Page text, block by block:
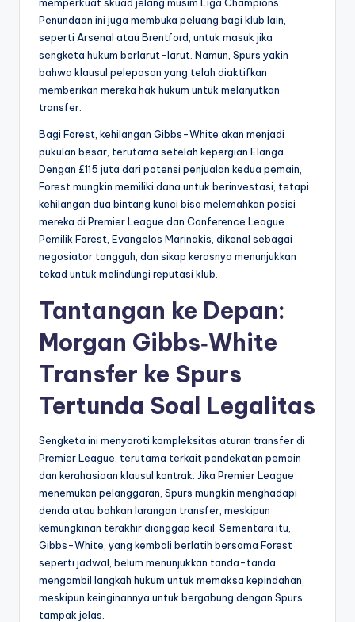
Penundaan ini juga membuka peluang bagi klub lain,
seperti Arsenal atau Brentford, untuk masuk jika
sengketa hukum berlarut-larut. Namun, Spurs yakin
bahwa klausul pelepasan yang telah diaktifkan
memberikan mereka hak hukum untuk melanjutkan
transfer.
Bagi Forest, kehilangan Gibbs-White akan menjadi
pukulan besar, terutama setelah kepergian Elanga.
Dengan £115 juta dari potensi penjualan kedua pemain,
Forest mungkin memiliki dana untuk berinvestasi, tetapi
kehilangan dua bintang kunci bisa melemahkan posisi
mereka di Premier League dan Conference League.
Pemilik Forest, Evangelos Marinakis, dikenal sebagai
negosiator tangguh, dan sikap kerasnya menunjukkan
tekad untuk melindungi reputasi klub.
Tantangan ke Depan:
Morgan Gibbs‑White
Transfer ke Spurs
Tertunda Soal Legalitas
Sengketa ini menyoroti kompleksitas aturan transfer di
Premier League, terutama terkait pendekatan pemain
dan kerahasiaan klausul kontrak. Jika Premier League
menemukan pelanggaran, Spurs mungkin menghadapi
denda atau bahkan larangan transfer, meskipun
kemungkinan terakhir dianggap kecil. Sementara itu,
Gibbs-White, yang kembali berlatih bersama Forest
seperti jadwal, belum menunjukkan tanda-tanda
mengambil langkah hukum untuk memaksa kepindahan,
meskipun keinginannya untuk bergabung dengan Spurs
tampak jelas.